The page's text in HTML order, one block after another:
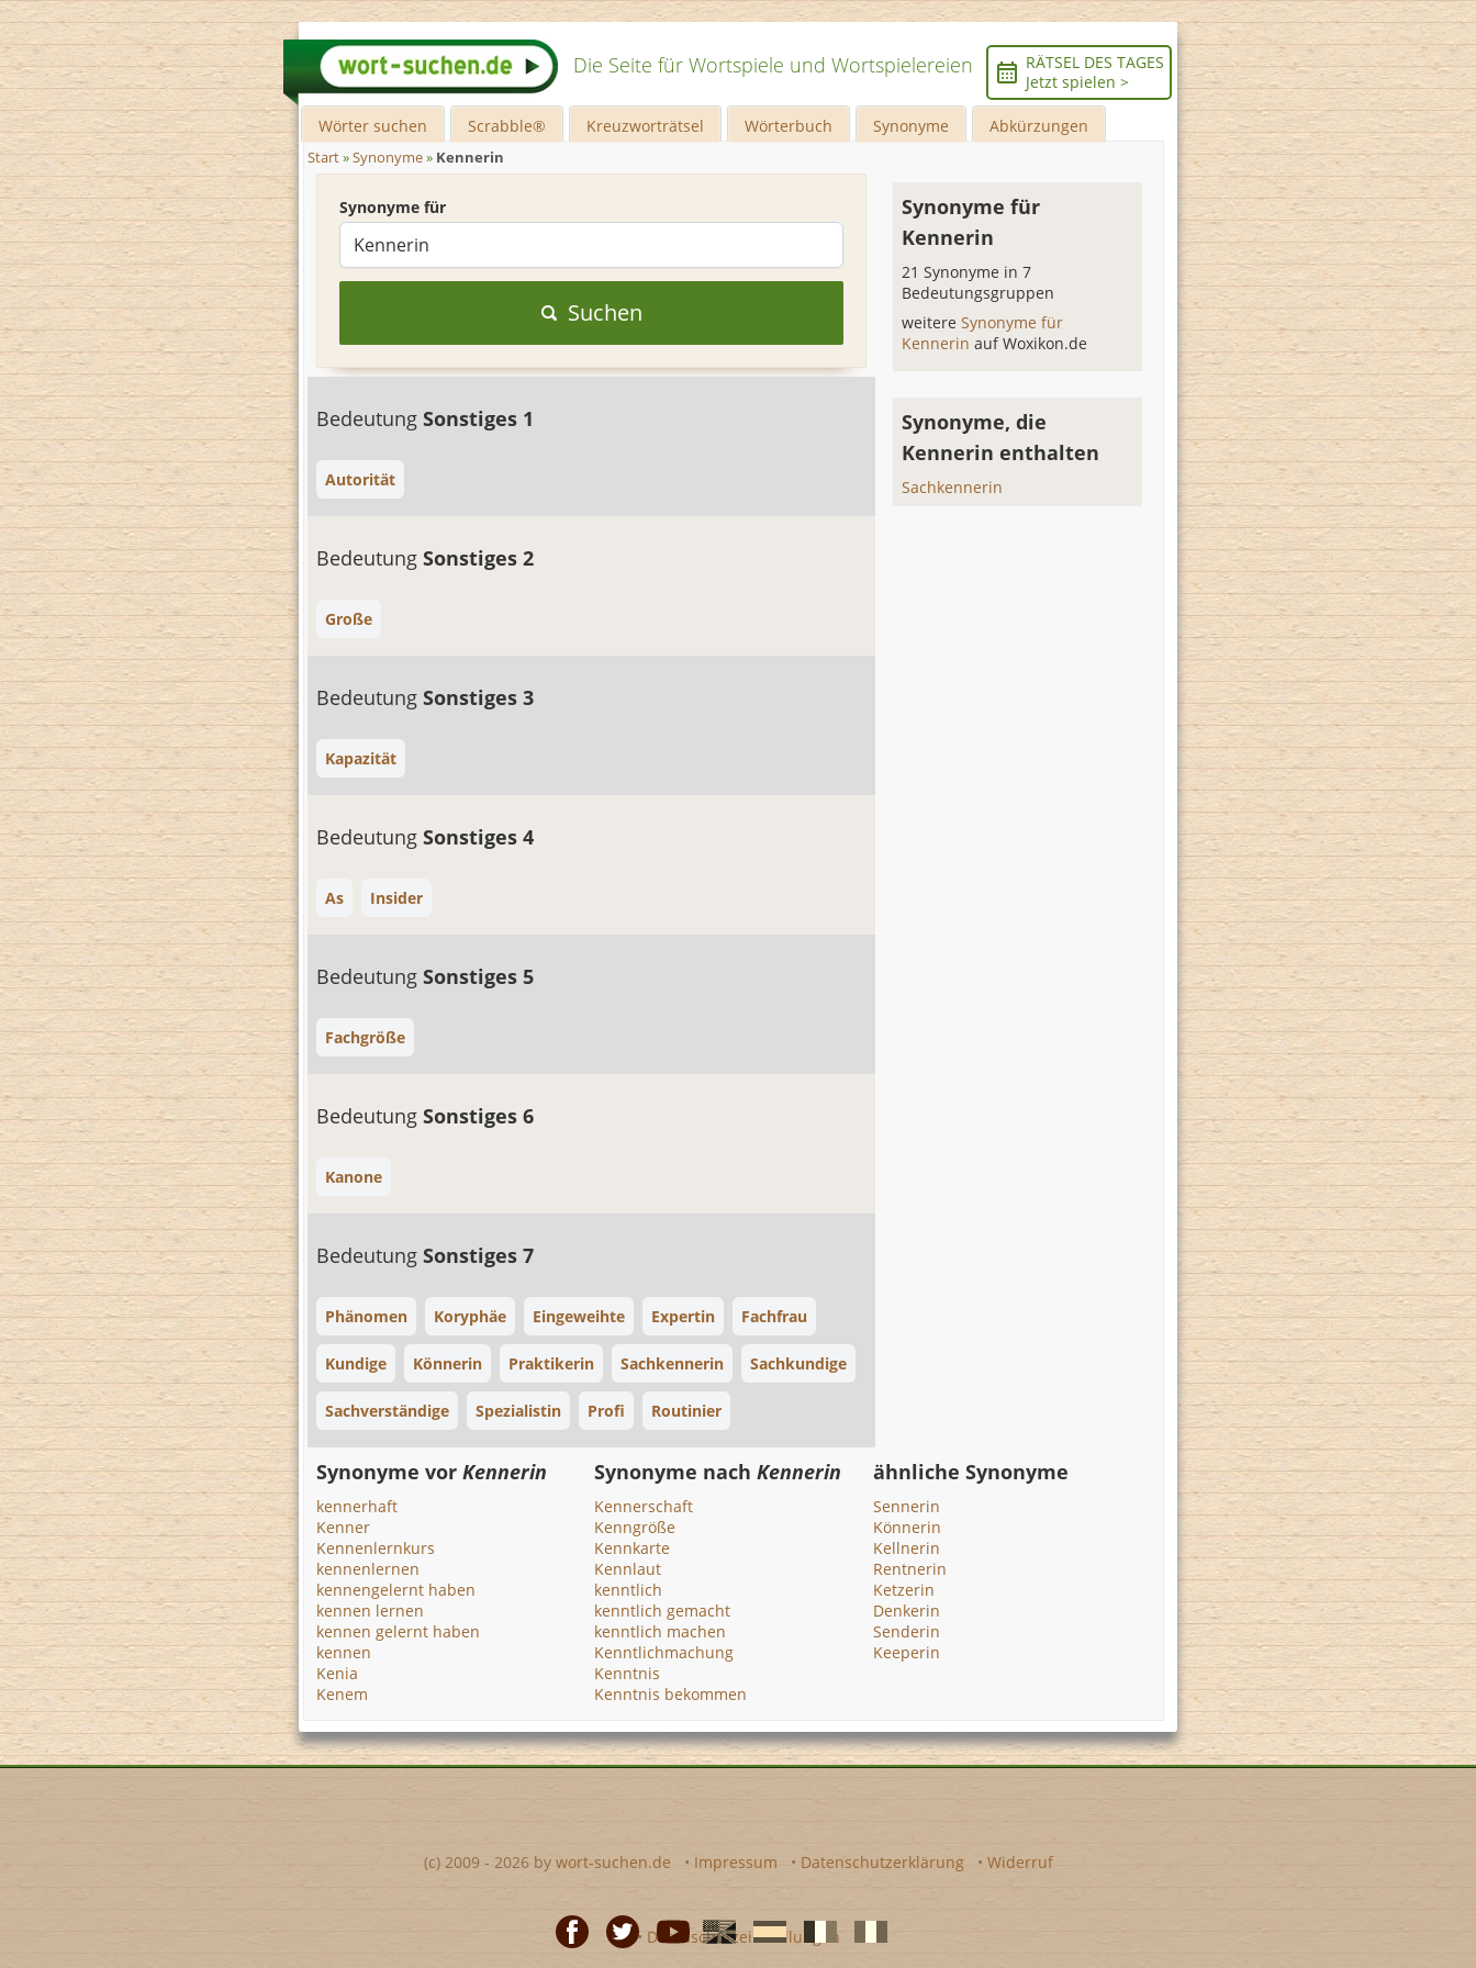
Die Seite für Wortspiele und Wortspielereien
RÄTSEL DES TAGES
Jetzt spielen >
Wörter suchen Scrabble® Kreuzworträtsel Wörterbuch Synonyme Abkürzungen
Start»Synonyme» Kennerin
Synonyme für
Suchen
Bedeutung Sonstiges 1
Autorität
Bedeutung Sonstiges 2
Große
Bedeutung Sonstiges 3
Kapazität
Bedeutung Sonstiges 4
As Insider
Bedeutung Sonstiges 5
Fachgröße
Bedeutung Sonstiges 6
Kanone
Bedeutung Sonstiges 7
Phänomen Koryphäe Eingeweihte Expertin Fachfrau
Kundige Könnerin Praktikerin Sachkennerin Sachkundige
Sachverständige Spezialistin Profi Routinier
Synonyme für
Kennerin
21 Synonyme in 7
Bedeutungsgruppen
weitereSynonyme für
Kennerinauf Woxikon.de
Synonyme, die
Kennerin enthalten
Sachkennerin
Synonyme vor Kennerin
kennerhaft
Kenner
Kennenlernkurs
kennenlernen
kennengelernt haben
kennen lernen
kennen gelernt haben
kennen
Kenia
Kenem
Synonyme nachKennerin
Kennerschaft
Kenngröße
Kennkarte
Kennlaut
kenntlich
kenntlich gemacht
kenntlich machen
Kenntlichmachung
Kenntnis
Kenntnis bekommen
ähnliche Synonyme
Sennerin
Könnerin
Kellnerin
Rentnerin
Ketzerin
Denkerin
Senderin
Keeperin
(c) 2009 - 2026 by wort-suchen.de • Impressum • Datenschutzerklärung • Widerruf
• Datenschutzeinstellungen